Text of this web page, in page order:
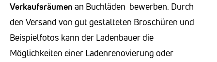
Verkaufsräumen an Buchläden bewerben. Durch
den Versand von gut gestalteten Broschüren und
Beispielfotos kann der Ladenbauer die
Möglichkeiten einer Ladenrenovierung oder